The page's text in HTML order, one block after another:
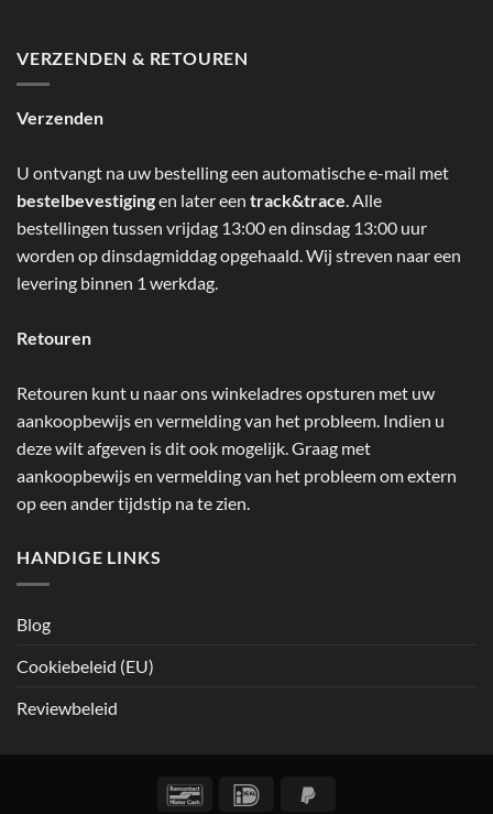
VERZENDEN & RETOUREN
Verzenden
U ontvangt na uw bestelling een automatische e-mail met
bestelbevestigingen later een track&trace. Alle
bestellingen tussen vrijdag 13:00 en dinsdag 13:00 uur
worden op dinsdagmiddag opgehaald. Wij streven naar een
levering binnen 1 werkdag.
Retouren
Retouren kunt u naar ons winkeladres opsturen met uw
aankoopbewijs en vermelding van het probleem. Indien u
deze wilt afgeven is dit ook mogelijk. Graag met
aankoopbewijs en vermelding van het probleem om extern
op een ander tijdstip na te zien.
HANDIGE LINKS
Blog
Cookiebeleid (EU)
Reviewbeleid
BancontactIDeal